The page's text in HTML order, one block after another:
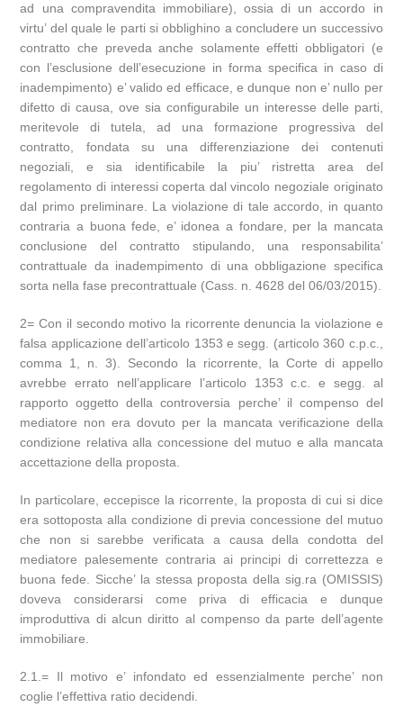
ad una compravendita immobiliare), ossia di un accordo in
virtu’ del quale le parti si obblighino a concludere un successivo
contratto che preveda anche solamente effetti obbligatori (e
con l’esclusione dell’esecuzione in forma specifica in caso di
inadempimento) e’ valido ed efficace, e dunque non e’ nullo per
difetto di causa, ove sia configurabile un interesse delle parti,
meritevole di tutela, ad una formazione progressiva del
contratto, fondata su una differenziazione dei contenuti
negoziali, e sia identificabile la piu’ ristretta area del
regolamento di interessi coperta dal vincolo negoziale originato
dal primo preliminare. La violazione di tale accordo, in quanto
contraria a buona fede, e’ idonea a fondare, per la mancata
conclusione del contratto stipulando, una responsabilita’
contrattuale da inadempimento di una obbligazione specifica
sorta nella fase precontrattuale (Cass. n. 4628 del 06/03/2015).
2= Con il secondo motivo la ricorrente denuncia la violazione e
falsa applicazione dell’articolo 1353 e segg. (articolo 360 c.p.c.,
comma 1, n. 3). Secondo la ricorrente, la Corte di appello
avrebbe errato nell’applicare l’articolo 1353 c.c. e segg. al
rapporto oggetto della controversia perche’ il compenso del
mediatore non era dovuto per la mancata verificazione della
condizione relativa alla concessione del mutuo e alla mancata
accettazione della proposta.
In particolare, eccepisce la ricorrente, la proposta di cui si dice
era sottoposta alla condizione di previa concessione del mutuo
che non si sarebbe verificata a causa della condotta del
mediatore palesemente contraria ai principi di correttezza e
buona fede. Sicche’ la stessa proposta della sig.ra (OMISSIS)
doveva considerarsi come priva di efficacia e dunque
improduttiva di alcun diritto al compenso da parte dell’agente
immobiliare.
2.1.= Il motivo e’ infondato ed essenzialmente perche’ non
coglie l’effettiva ratio decidendi.